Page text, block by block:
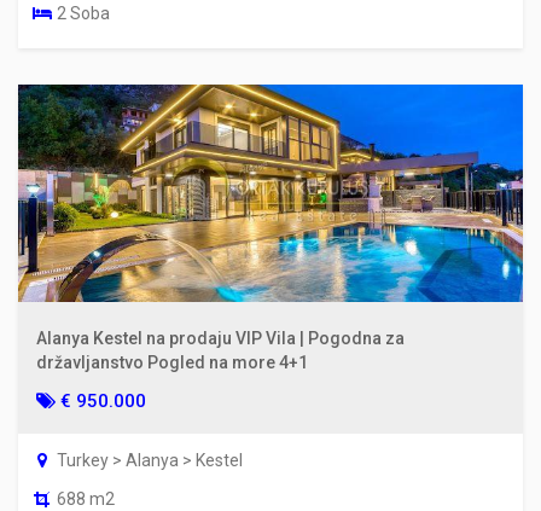
2 Soba
Alanya Kestel na prodaju VIP Vila | Pogodna za
državljanstvo Pogled na more 4+1
€ 950.000
Turkey > Alanya > Kestel
688 m2